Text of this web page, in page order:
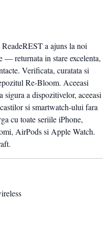
a ajuns la noi
— returnata in stare excelenta,
Verificata, curatata si
Re-Bloom. Aceeasi
sigura a dispozitivelor, aceeasi
si smartwatch-ului fara
cu toate seriile iPhone,
AirPods si Apple Watch.